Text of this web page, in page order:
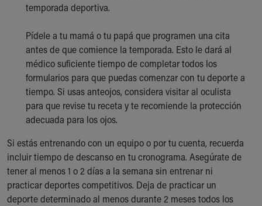
temporada deportiva.
Pídele a tu mamá o tu papá que programen una cita
antes de que comience la temporada. Esto le dará al
médico suficiente tiempo de completar todos los
formularios para que puedas comenzar con tu deporte a
tiempo. Si usas anteojos, considera visitar al oculista
para que revise tu receta y te recomiende la protección
adecuada para los ojos.
Si estás entrenando con un equipo o por tu cuenta, recuerda
incluir tiempo de descanso en tu cronograma. Asegúrate de
tener al menos 1 o 2 días a la semana sin entrenar ni
practicar deportes competitivos. Deja de practicar un
deporte determinado al menos durante 2 meses todos los